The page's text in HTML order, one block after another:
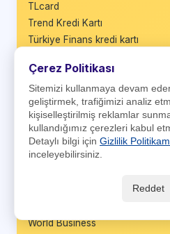
TLcard
Trend Kredi Kartı
Türkiye Finans kredi kartı
Vadematik Kart
VakıfBank BusinessCard
VakıfBank Platinum Plus
Vakıfbank TercihKart
VakıfBank Worldcard
Wings
World Business
Çerez Politikası
Sitemizi kullanmaya devam
geliştirmek, trafiğimizi analiz
kişiselleştirilmiş reklamlar
kullandığımız çerezleri kabul
Detaylı bilgi için Gizlilik
inceleyebilirsiniz.
Reddet